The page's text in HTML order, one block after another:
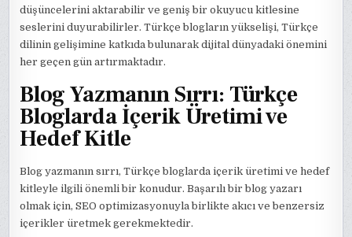
düşüncelerini aktarabilir ve geniş bir okuyucu kitlesine
seslerini duyurabilirler. Türkçe blogların yükselişi, Türkçe
dilinin gelişimine katkıda bulunarak dijital dünyadaki önemini
her geçen gün artırmaktadır.
Blog Yazmanın Sırrı: Türkçe
Bloglarda İçerik Üretimi ve
Hedef Kitle
Blog yazmanın sırrı, Türkçe bloglarda içerik üretimi ve hedef
kitleyle ilgili önemli bir konudur. Başarılı bir blog yazarı
olmak için, SEO optimizasyonuyla birlikte akıcı ve benzersiz
içerikler üretmek gerekmektedir.